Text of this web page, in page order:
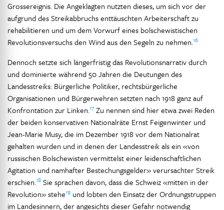
Grossereignis. Die Angeklagten nutzten dieses, um sich vor der
aufgrund des Streikabbruchs enttäuschten Arbeiterschaft zu
rehabilitieren und um dem Vorwurf eines bolschewistischen
Revolutionsversuchs den Wind aus den Segeln zu nehmen.16
Dennoch setzte sich längerfristig das Revolutionsnarrativ durch
und dominierte während 50 Jahren die Deutungen des
Landesstreiks: Bürgerliche Politiker, rechtsbürgerliche
Organisationen und Bürgerwehren setzten nach 1918 ganz auf
Konfrontation zur Linken.17 Zu nennen sind hier etwa zwei Reden
der beiden konservativen Nationalräte Ernst Feigenwinter und
Jean-Marie Musy, die im Dezember 1918 vor dem Nationalrat
gehalten wurden und in denen der Landesstreik als ein «von
russischen Bolschewisten vermittelst einer leidenschaftlichen
Agitation und namhafter Bestechungsgelder» verursachter Streik
erschien.18 Sie sprachen davon, dass die Schweiz «mitten in der
Revolution» stehe19 und lobten den Einsatz der Ordnungstruppen
im Landesinnern, der angesichts dieser Gefahr notwendig